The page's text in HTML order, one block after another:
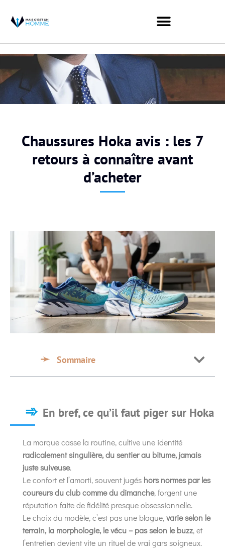
Chaussures Hoka avis : les 7
retours à connaître avant
d’acheter
Sommaire
En bref, ce qu’il faut piger sur Hoka
La marque casse la routine, cultive une identité
radicalement singulière, du sentier au bitume, jamais
juste suiveuse.
Le confort et l’amorti, souvent jugés hors normes par les
coureurs du club comme du dimanche, forgent une
réputation faite de fidélité presque obsessionnelle.
Le choix du modèle, c’est pas une blague,varie selon le
terrain, la morphologie, le vécu – pas selon le buzz, et
l’entretien devient vite un rituel de vrai gars soigneux.